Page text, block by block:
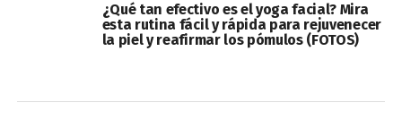
¿Qué tan efectivo es el yoga facial? Mira
esta rutina fácil y rápida para rejuvenecer
la piel y reafirmar los pómulos (FOTOS)